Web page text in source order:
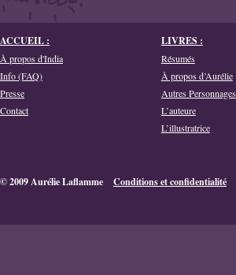
ACCUEIL :
À propos d'India
Info (FAQ)
Presse
Contact
LIVRES :
Résumés
À propos d’Aurélie
Autres Personnages
L’auteure
L’illustratrice
© 2009 Aurélie Laflamme Conditions et confidentialité